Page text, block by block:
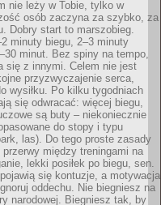
nie leży w Tobie, tylko w
osób zaczyna za szybko, za
Dobry start to marszobieg.
minuty biegu, 2–3 minuty
minut. Bez spiny na tempo,
się z innymi. Celem nie jest
przyzwyczajenie serca,
wysiłku. Po kilku tygodniach
się odwracać: więcej biegu,
są buty – niekoniecznie
do stopy i typu
las). Do tego proste zasady
przerwy między treningami na
lekki posiłek po biegu, sen.
się kontuzje, a motywacja
oddechu. Nie biegniesz na
narodowej. Biegniesz tak, by